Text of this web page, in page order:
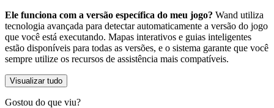
Ele funciona com a versão específica do meu jogo? Wand utiliza
tecnologia avançada para detectar automaticamente a versão do jogo
que você está executando. Mapas interativos e guias inteligentes
estão disponíveis para todas as versões, e o sistema garante que você
sempre utilize os recursos de assistência mais compatíveis.
Visualizar tudo
Gostou do que viu?